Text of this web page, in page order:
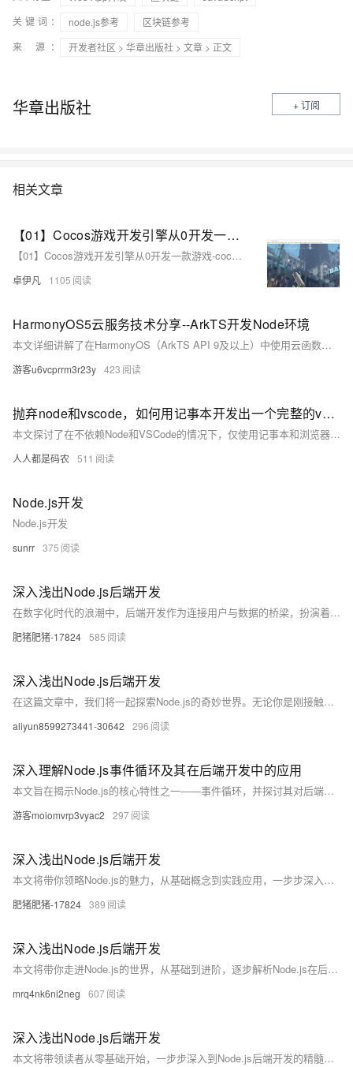
关键词：
node.js参考
区块链参考
来 源：
开发者社区 > 华章出版社 > 文章 > 正文
华章出版社 + 订阅
相关文章
【01】Cocos游戏开发引擎从0开发一款游戏-cocos环境搭建以及配置-Cocos Creator软件系统下载安装-node环境-优雅草卓伊凡
【01】Cocos游戏开发引擎从0开发一款游戏-cocos环境搭建以及配置-Cocos Creator软件系统下载安装-node环境-优雅草卓伊凡
卓伊凡 1105
HarmonyOS5云服务技术分享--ArkTS开发Node环境
本文详细讲解了在HarmonyOS（ArkTS API 9及以上）中使用云函数的开发技巧，结合Node.js和HTTP触发器，从零开始手把手教学。内容涵盖核心能力、开发流程（配置到部署）、高阶优化及常见问题解决，并提供实际应用场景示例。助你快速掌握Serverless开发，提升效率，探索跨端协作与AI集成等未来方向。
游客u6vcprrm3r23y 423
抛弃node和vscode，如何用记事本开发出一个完整的vue前端项目
本文探讨了在不依赖Node和VSCode的情况下，仅使用记事本和浏览器开发一个完整的Vue3前端项目的方法。通过CDN引入Vue、Vue Router、Element-UI等库，直接编写HTML文件实现页面功能，展示了前端开发的本质是生成HTML。虽然日常开发离不开现代工具，但掌握这种基础方法有助于快速实现想法或应对特殊环境限制。文章还介绍了如何用Node简单部署HTML文件到服务器，提供了一种高效、轻量的开发思路。
人人都是码农 511
Node.js开发
Node.js开发
sunrr 375
深入浅出Node.js后端开发
在数字化时代的浪潮中，后端开发作为连接用户与数据的桥梁，扮演着至关重要的角色。本文将以Node.js为例，深入探讨其背后的哲学思想、核心特性以及在实际项目中的应用，旨在为读者揭示Node.js如何优雅地处理高并发请求，并通过实践案例加深理解。无论你是初学者还是有一定经验的开发者，这篇文章都将为你提供新的视角和思考。
肥猪肥猪-17824 585
深入浅出Node.js后端开发
在这篇文章中，我们将一起探索Node.js的奇妙世界。无论你是刚接触后端开发的新手，还是希望深化理解的老手，这篇文章都适合你。我们将从基础概念开始，逐步深入到实际应用，最后通过一个代码示例来巩固所学知识。让我们一起开启这段旅程吧！
aliyun8599273441-30642 296
深入理解Node.js事件循环及其在后端开发中的应用
本文旨在揭示Node.js的核心特性之一——事件循环，并探讨其对后端开发实践的深远影响。通过剖析事件循环的工作原理和关键组件，我们不仅能够更好地理解Node.js的非阻塞I/O模型，还能学会如何优化我们的后端应用以提高性能和响应能力。文章将结合实例分析事件循环在处理大量并发请求时的优势，以及如何避免常见的编程陷阱，从而为读者提供从理论到实践的全面指导。
游客moiomvrp3vyac2 297
深入浅出Node.js后端开发
本文将带你领略Node.js的魅力，从基础概念到实践应用，一步步深入理解并掌握Node.js在后端开发中的运用。我们将通过实例学习如何搭建一个基本的Web服务，探讨Node.js的事件驱动和非阻塞I/O模型，以及如何利用其强大的生态系统进行高效的后端开发。无论你是前端开发者还是后端新手，这篇文章都会为你打开一扇通往全栈开发的大门。
肥猪肥猪-17824 389
深入浅出Node.js后端开发
本文将带你走进Node.js的世界，从基础到进阶，逐步解析Node.js在后端开发中的应用。我们将通过实例来理解Node.js的异步特性、事件驱动模型以及如何利用它处理高并发请求。此外，文章还会介绍如何搭建一个基本的Node.js服务器，并探讨如何利用现代前端框架与Node.js进行交互，实现全栈式开发。无论你是初学者还是有一定经验的开发者，这篇文章都将为你提供新的视角和深入的理解。
mrq4nk6ni2neg 607
深入浅出Node.js后端开发
本文将带领读者从零基础开始，一步步深入到Node.js后端开发的精髓。我们将通过通俗易懂的语言和实际代码示例，探索Node.js的强大功能及其在现代Web开发中的应用。无论你是初学者还是有一定经验的开发者，这篇文章都将为你提供新的见解和技巧，让你的后端开发技能更上一层楼。